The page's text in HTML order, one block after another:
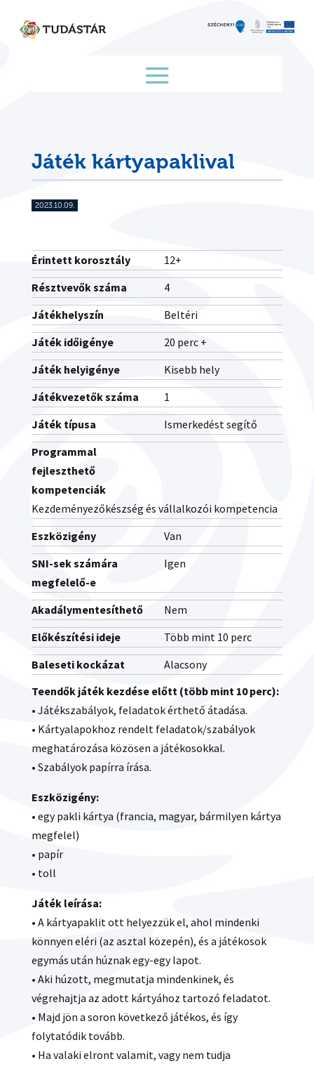
content
Játék kártyapaklival
2023.10.09.
Érintett korosztály
12+
Résztvevők száma
4
Játékhelyszín
Beltéri
Játék időigénye
20 perc +
Játék helyigénye
Kisebb hely
Játékvezetők száma
1
Játék típusa
Ismerkedést segítő
Programmal
fejleszthető
kompetenciák
Kezdeményezőkészség és vállalkozói kompetencia
Eszközigény
Van
SNI-sek számára
megfelelő-e
Igen
Akadálymentesíthető
Nem
Előkészítési ideje
Több mint 10 perc
Baleseti kockázat
Alacsony
Teendők játék kezdése előtt (több mint 10 perc):
• Játékszabályok, feladatok érthető átadása.
• Kártyalapokhoz rendelt feladatok/szabályok
meghatározása közösen a játékosokkal.
• Szabályok papírra írása.
Eszközigény:
• egy pakli kártya (francia, magyar, bármilyen kártya
megfelel)
• papír
• toll
Játék leírása:
• A kártyapaklit ott helyezzük el, ahol mindenki
könnyen eléri (az asztal közepén), és a játékosok
egymás után húznak egy-egy lapot.
• Aki húzott, megmutatja mindenkinek, és
végrehajtja az adott kártyához tartozó feladatot.
• Majd jön a soron következő játékos, és így
folytatódik tovább.
• Ha valaki elront valamit, vagy nem tudja